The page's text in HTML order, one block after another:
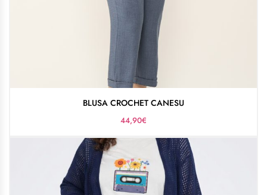
BLUSA CROCHET CANESU
44,90€